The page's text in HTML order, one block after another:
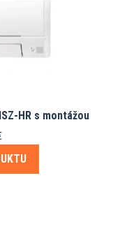
HR s montážou
Aktuálna
cena